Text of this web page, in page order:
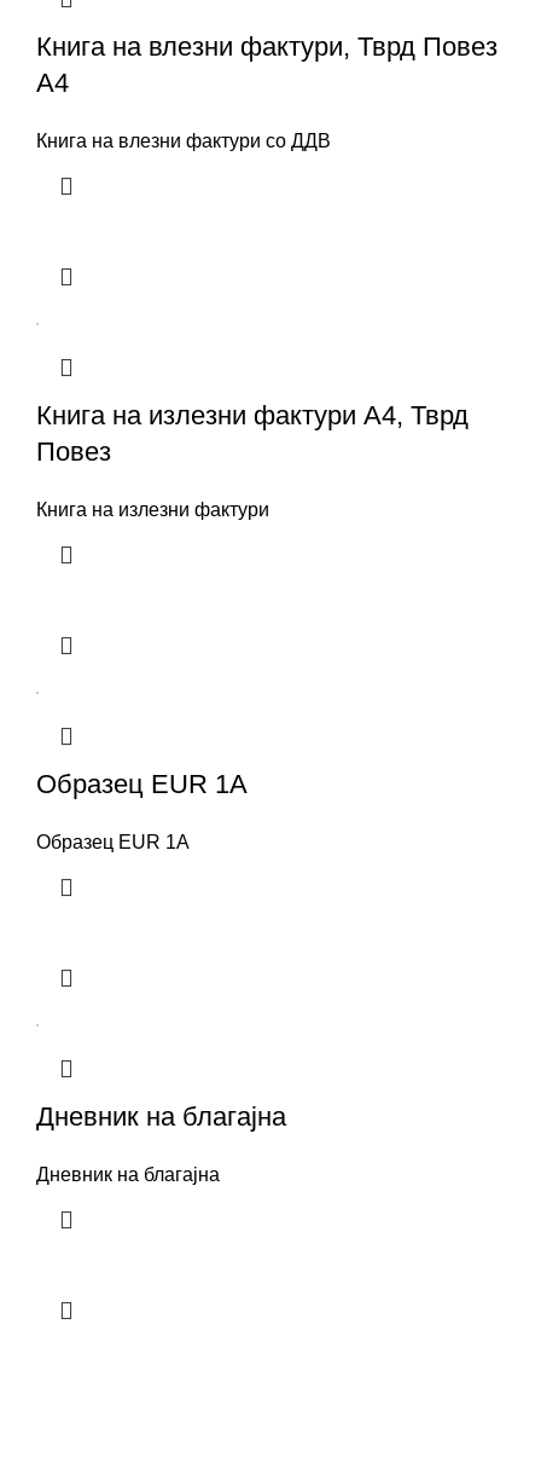
Книга на влезни фактури, Тврд Повез
А4
Книга на влезни фактури со ДДВ
Книга на излезни фактури А4, Тврд
Повез
Книга на излезни фактури
Образец EUR 1A
Образец EUR 1A
Дневник на благајна
Дневник на благајна